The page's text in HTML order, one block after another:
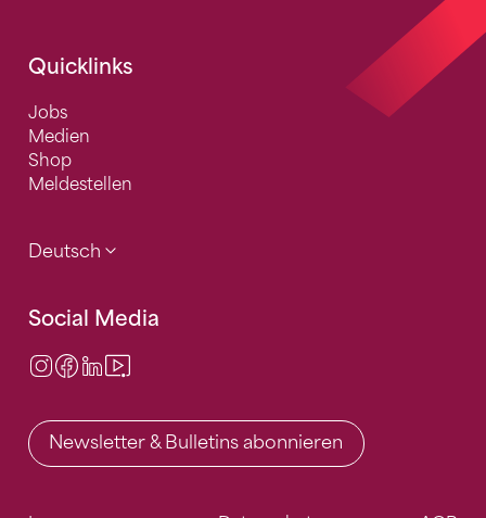
Quicklinks
Jobs
Medien
Shop
Meldestellen
Deutsch
Social Media
Instagram
Facebook
LinkedIn
Newsletter & Bulletins abonnieren